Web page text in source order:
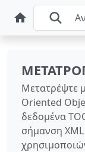
Μετατρέψτε
Oriented
δεδομένα
σήμανση